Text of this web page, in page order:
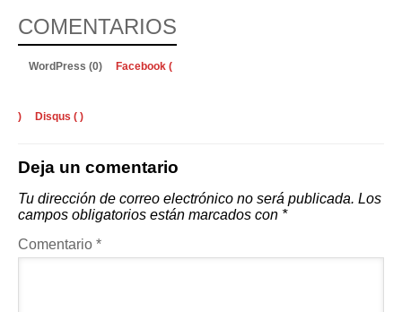
COMENTARIOS
WordPress (0) Facebook (
) Disqus ( )
Deja un comentario
Tu dirección de correo electrónico no será publicada. Los
campos obligatorios están marcados con *
Comentario *